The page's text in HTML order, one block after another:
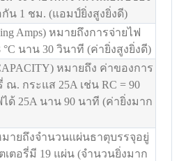
น 1 ชม. (แอมป์ยิ่งสูงยิ่งดี)
Amps) หมายถึงการจ่ายไฟ
°C นาน 30 วินาที (ค่ายิ่งสูงยิ่งดี)
หมายถึง ค่าของการ
ณ. กระแส 25A เช่น RC = 90
ด้ 25A นาน 90 นาที (ค่ายิ่งมาก
มายถึงจำนวนแผ่นธาตุบรรจุอยู่
เตอรี่มี 19 แผ่น (จำนวนยิ่งมาก